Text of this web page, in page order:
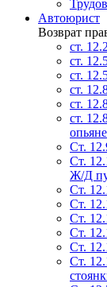
Автоюрист
Возврат
ст.
ст.
ст.
cт.
ст.
ст.
Ст.
Ст.
Ж/Д
Ст.
Ст.
Ст.
Ст.
Ст.
Ст.